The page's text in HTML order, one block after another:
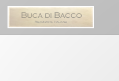
クッキー利用の管理について